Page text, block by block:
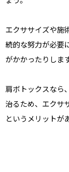
エクササイズや施
続的な努力が必要
がかかったりします
肩ボトックスなら
治るため、エクサ
というメリットが